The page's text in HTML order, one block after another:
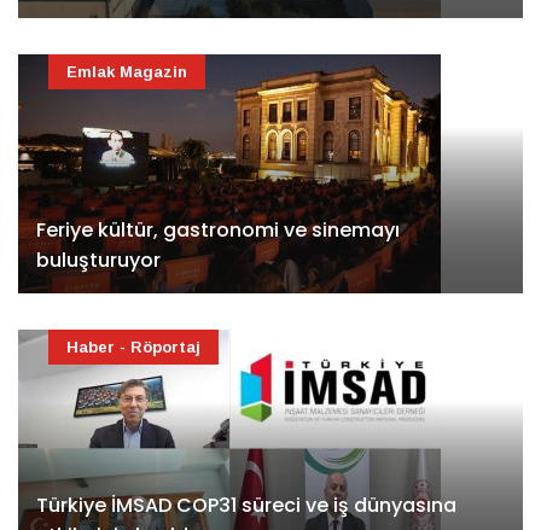
Feriye kültür, gastronomi ve sinemayı
buluşturuyor
Emlak Magazin
Türkiye İMSAD COP31 süreci ve iş dünyasına
Haber - Röportaj